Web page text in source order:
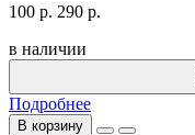
100 р. 290 р.
в наличии
Подробнее
В корзину